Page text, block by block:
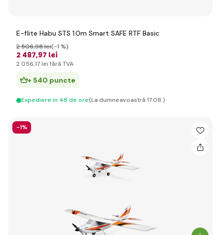
E-flite Habu STS 1.0m Smart SAFE RTF Basic
2 487,97 lei
2 506,98 lei(-1 %)
2 056,17 lei fără TVA
+ 540 puncte
Expediere in 48 de ore(La dumneavoastră 17.08.)
-1%